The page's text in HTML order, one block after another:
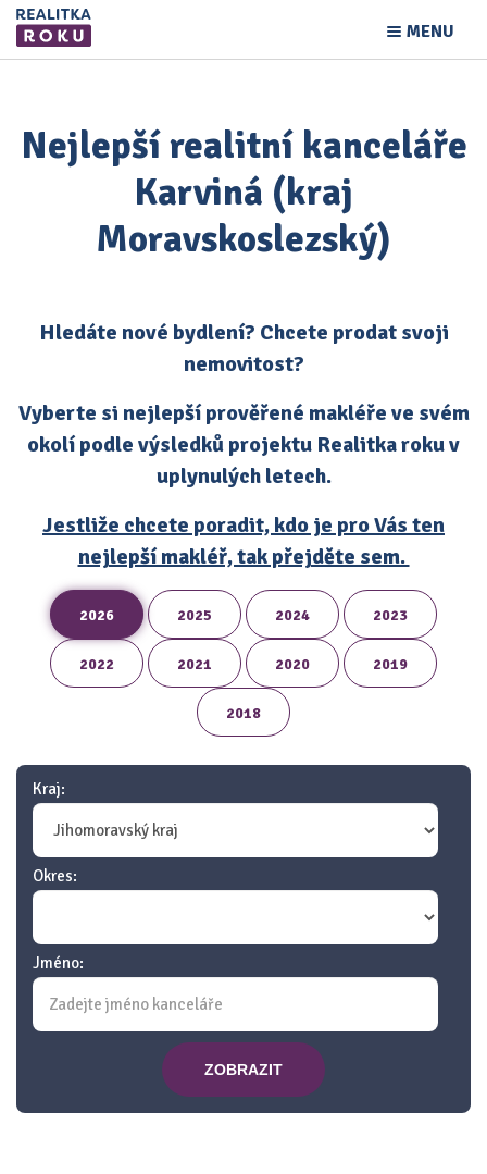
MENU
Nejlepší realitní kanceláře
Karviná (kraj
Moravskoslezský)
Hledáte nové bydlení? Chcete prodat svoji
nemovitost?
Vyberte si nejlepší prověřené makléře ve svém
okolí podle výsledků projektu Realitka roku v
uplynulých letech.
Jestliže chcete poradit, kdo je pro Vás ten
nejlepší makléř, tak přejděte sem.
2026 2025 2024 2023
2022 2021 2020 2019
2018
Kraj:
Okres:
Jméno:
ZOBRAZIT